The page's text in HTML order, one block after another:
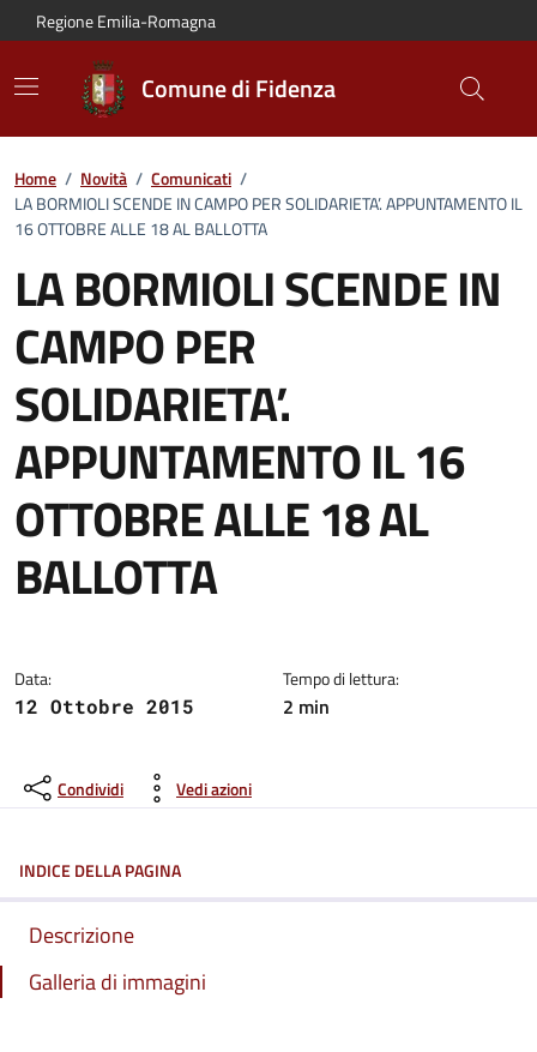
Vai al contenuto principale
Vai alla navigazione del sito
Vai al piede di pagina
Regione Emilia-Romagna
Comune di Fidenza
Home / Novità / Comunicati /
LA BORMIOLI SCENDE IN CAMPO PER SOLIDARIETA’. APPUNTAMENTO IL
16 OTTOBRE ALLE 18 AL BALLOTTA
LA BORMIOLI SCENDE IN
CAMPO PER
SOLIDARIETA’.
APPUNTAMENTO IL 16
OTTOBRE ALLE 18 AL
BALLOTTA
Data:
12 Ottobre 2015
Tempo di lettura:
2 min
Condividi Vedi azioni
INDICE DELLA PAGINA
Descrizione
Galleria di immagini